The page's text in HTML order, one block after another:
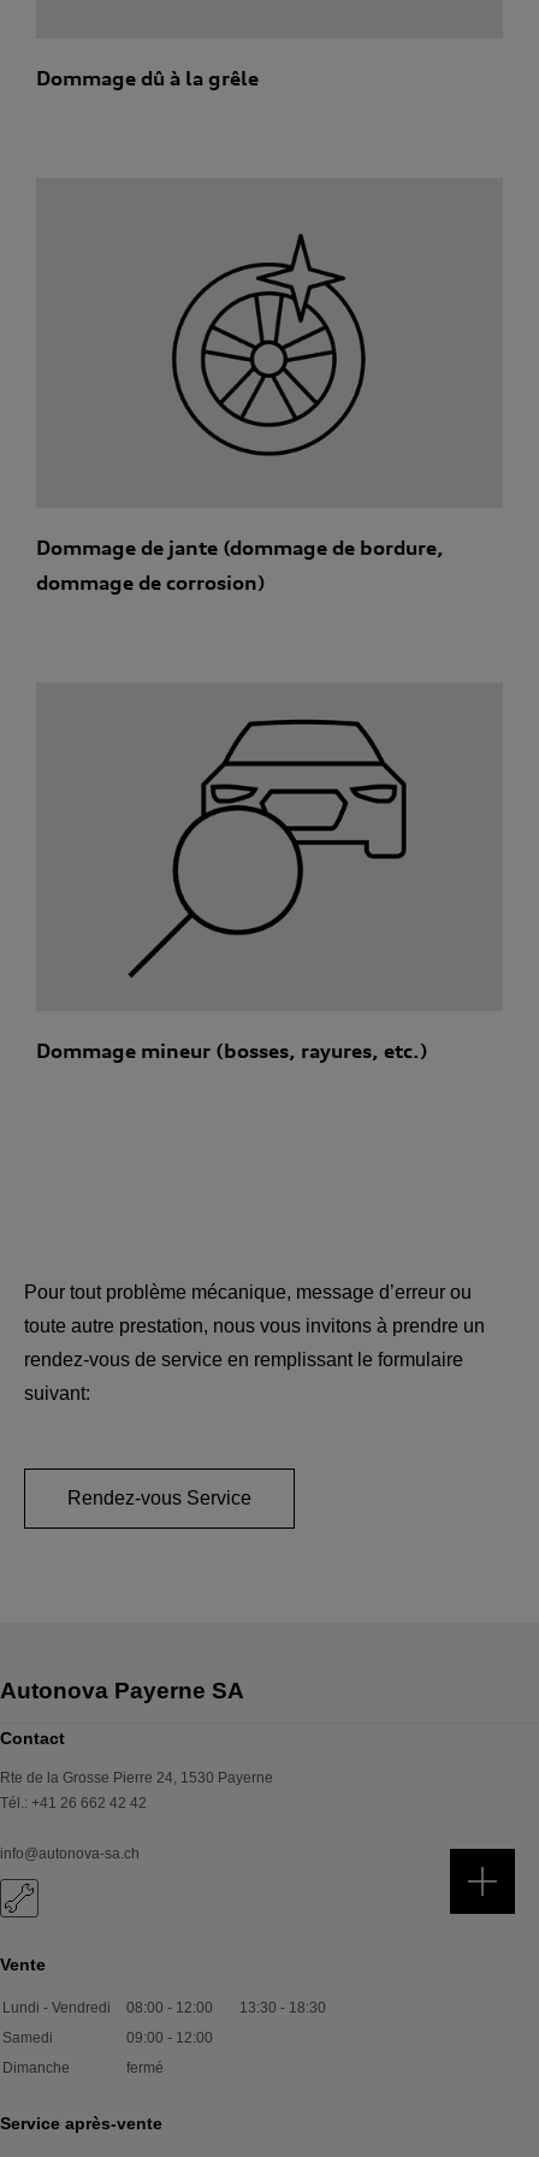
Dommage dû à la grêle
Dommage de jante (dommage de bordure,
dommage de corrosion)
Dommage mineur (bosses, rayures, etc.)
Pour tout problème mécanique, message d’erreur ou
toute autre prestation, nous vous invitons à prendre un
rendez-vous de service en remplissant le formulaire
suivant:
Rendez-vous Service
Contact
Rte de la Grosse Pierre 24, 1530 Payerne
Tél.: +41 26 662 42 42
info@autonova-sa.ch
Vente
Lundi - Vendredi 08:00 - 12:00 13:30 - 18:30
Samedi
09:00 - 12:00
Dimanche
fermé
Service après-vente